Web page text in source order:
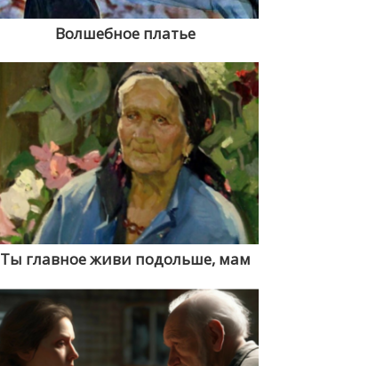
Волшебное платье
Ты главное живи подольше, мам